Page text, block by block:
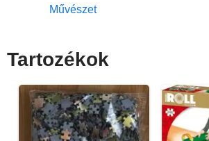
Művészet
Tartozékok